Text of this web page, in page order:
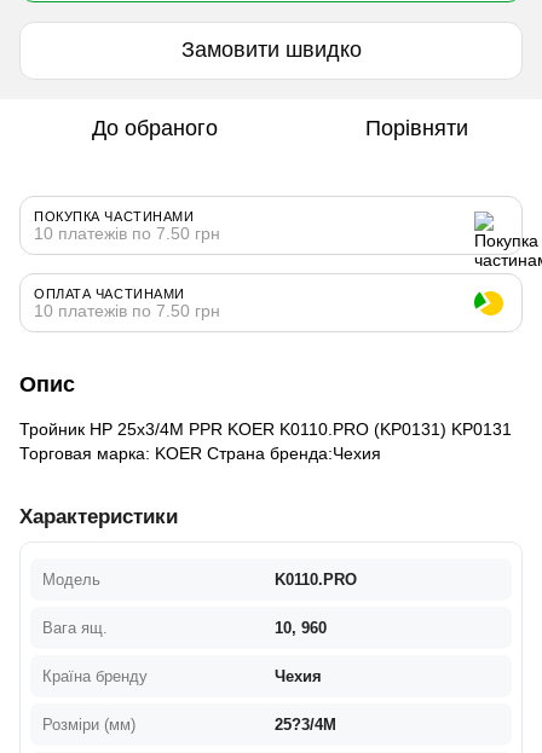
Замовити швидко
До обраного Порівняти
ПОКУПКА ЧАСТИНАМИ
10 платежів по 7.50 грн
ОПЛАТА ЧАСТИНАМИ
10 платежів по 7.50 грн
Опис
Тройник НР 25x3/4M PPR KOER K0110.PRO (KP0131) KP0131
Торговая марка: KOER Страна бренда:Чехия
Характеристики
Модель K0110.PRO
Вага ящ. 10, 960
Країна бренду Чехия
Розміри (мм) 25?3/4M